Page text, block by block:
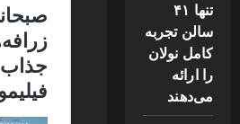
تنها ۴۱
سالن تجربه
کامل نولان
را ارائه
می‌دهند